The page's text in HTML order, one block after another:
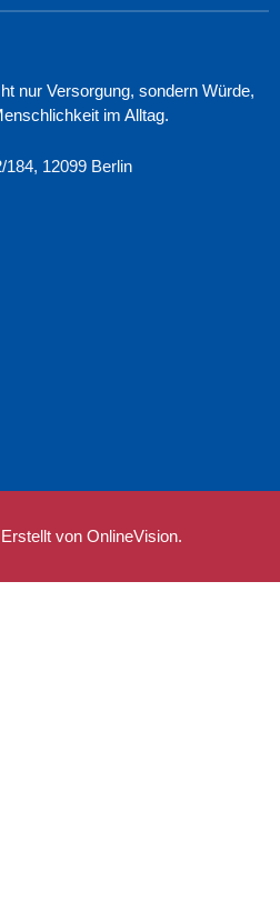
nur Versorgung, sondern Würde,
im Alltag.
184, 12099 Berlin
von OnlineVision.